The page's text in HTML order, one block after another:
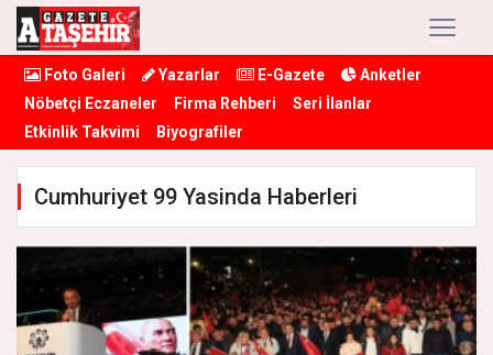
Foto Galeri Yazarlar E-Gazete
Anketler
Nöbetçi Eczaneler
Firma Rehberi
Seri İlanlar
Etkinlik Takvimi
Biyografiler
Cumhuriyet 99 Yasinda Haberleri